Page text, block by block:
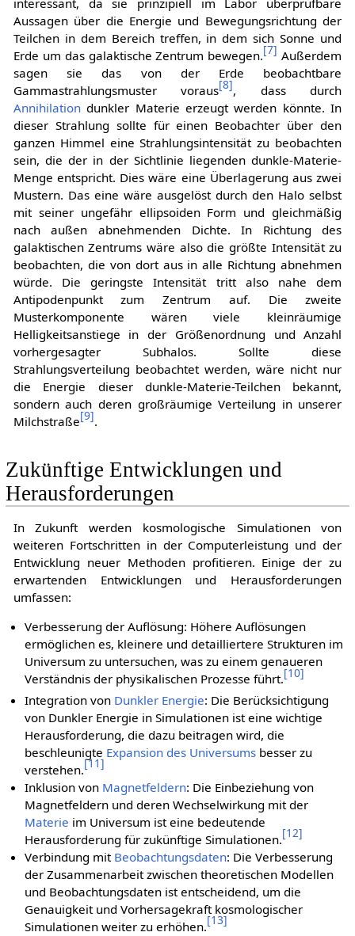
interessant, da sie prinzipiell im Labor überprüfbare
Aussagen über die Energie und Bewegungsrichtung der
Teilchen in dem Bereich treffen, in dem sich Sonne und
Erde um das galaktische Zentrum bewegen.[7] Außerdem
sagen sie das von der Erde beobachtbare
Gammastrahlungsmuster voraus[8], dass durch
Annihilationdunkler Materie erzeugt werden könnte. In
dieser Strahlung sollte für einen Beobachter über den
ganzen Himmel eine Strahlungsintensität zu beobachten
sein, die der in der Sichtlinie liegenden dunkle-Materie-
Menge entspricht. Dies wäre eine Überlagerung aus zwei
Mustern. Das eine wäre ausgelöst durch den Halo selbst
mit seiner ungefähr ellipsoiden Form und gleichmäßig
nach außen abnehmenden Dichte. In Richtung des
galaktischen Zentrums wäre also die größte Intensität zu
beobachten, die von dort aus in alle Richtung abnehmen
würde. Die geringste Intensität tritt also nahe dem
Antipodenpunkt zum Zentrum auf. Die zweite
Musterkomponente wären viele kleinräumige
Helligkeitsanstiege in der Größenordnung und Anzahl
vorhergesagter Subhalos. Sollte diese
Strahlungsverteilung beobachtet werden, wäre nicht nur
die Energie dieser dunkle-Materie-Teilchen bekannt,
sondern auch deren großräumige Verteilung in unserer
Milchstraße[9].
Zukünftige Entwicklungen und
Herausforderungen
In Zukunft werden kosmologische Simulationen von
weiteren Fortschritten in der Computerleistung und der
Entwicklung neuer Methoden profitieren. Einige der zu
erwartenden Entwicklungen und Herausforderungen
umfassen:
Verbesserung der Auflösung: Höhere Auflösungen
ermöglichen es, kleinere und detailliertere Strukturen im
Universum zu untersuchen, was zu einem genaueren
Verständnis der physikalischen Prozesse führt.[10]
Integration von Dunkler Energie: Die Berücksichtigung
von Dunkler Energie in Simulationen ist eine wichtige
Herausforderung, die dazu beitragen wird, die
beschleunigte Expansion des Universums besser zu
verstehen.[11]
Inklusion von Magnetfeldern: Die Einbeziehung von
Magnetfeldern und deren Wechselwirkung mit der
Materie im Universum ist eine bedeutende
Herausforderung für zukünftige Simulationen.[12]
Verbindung mit Beobachtungsdaten: Die Verbesserung
der Zusammenarbeit zwischen theoretischen Modellen
und Beobachtungsdaten ist entscheidend, um die
Genauigkeit und Vorhersagekraft kosmologischer
Simulationen weiter zu erhöhen.[13]